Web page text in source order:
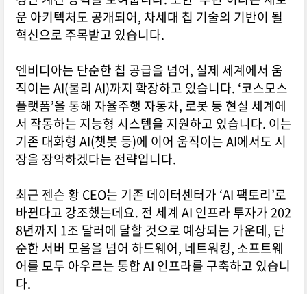
운 아키텍처도 공개되어, 차세대 칩 기술의 기반이 될
혁신으로 주목받고 있습니다.
엔비디아는 단순한 칩 공급을 넘어, 실제 세계에서 움
직이는 AI(물리 AI)까지 확장하고 있습니다. ‘코스모스
플랫폼’을 통해 자율주행 자동차, 로봇 등 현실 세계에
서 작동하는 지능형 시스템을 지원하고 있습니다. 이는
기존 대화형 AI(챗봇 등)에 이어 움직이는 AI에서도 시
장을 장악하겠다는 전략입니다.
최근 젠슨 황 CEO는 기존 데이터센터가 ‘AI 팩토리’로
바뀐다고 강조했는데요. 전 세계 AI 인프라 투자가 202
8년까지 1조 달러에 달할 것으로 예상되는 가운데, 단
순한 서버 모음을 넘어 하드웨어, 네트워킹, 소프트웨
어를 모두 아우르는 통합 AI 인프라를 구축하고 있습니
다.